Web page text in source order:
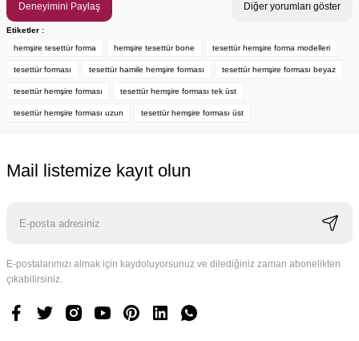
Deneyimini Paylaş Diğer yorumları göster
Etiketler :
hemşire tesettür forma
hemşire tesettür bone tesettür hemşire forma modelleri
tesettür forması tesettür hamile hemşire forması tesettür hemşire forması beyaz
tesettür hemşire forması tesettür hemşire forması tek üst
tesettür hemşire forması uzun tesettür hemşire forması üst
Mail listemize kayıt olun
E-postalarımızı almak için kaydoluyorsunuz ve dilediğiniz zaman abonelikten
çıkabilirsiniz.